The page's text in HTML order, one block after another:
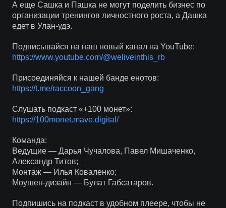
А еще Сашка и Пашка не могут поделить бизнес по
организации тренингов личностного роста, а Дашка
едет в Улан-удэ.
Подписывайся на наш новый канал на YouTube:
https://www.youtube.com/@weliveinthis_rb
Присоединяйся к нашей банде енотов:
https://t.me/raccoon_gang
Слушать подкаст «+100 монет»:
https://100monet.mave.digital/
Команда:
Ведущие — Дарья Чучалова, Павел Мишаченко,
Александр Титов;
Монтаж — Илья Коваленко;
Моушен-дизайн — Булат Габсатаров.
Подпишись на подкаст в удобном плеере, чтобы не